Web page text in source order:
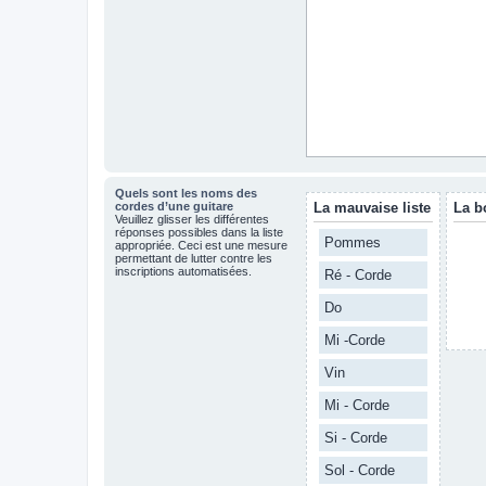
Quels sont les noms des
cordes d’une guitare
Veuillez glisser les différentes
réponses possibles dans la liste
appropriée. Ceci est une mesure
permettant de lutter contre les
inscriptions automatisées.
La mauvaise liste
Pommes
Ré - Corde
Do
Mi -Corde
Vin
Mi - Corde
Si - Corde
Sol - Corde
La